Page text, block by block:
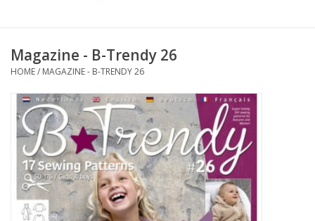
Fournituren
Workshops
Diy pakketten
Studio Olive inspireert....
Magazine - B-Trendy 26
HOME/ MAGAZINE - B-TRENDY 26